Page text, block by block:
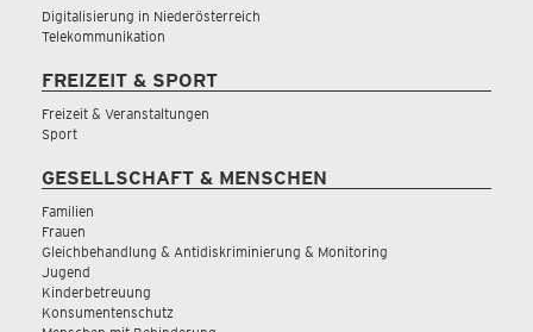
Digitalisierung in Niederösterreich
Telekommunikation
FREIZEIT & SPORT
Freizeit & Veranstaltungen
Sport
GESELLSCHAFT & MENSCHEN
Familien
Frauen
Gleichbehandlung & Antidiskriminierung & Monitoring
Jugend
Kinderbetreuung
Konsumentenschutz